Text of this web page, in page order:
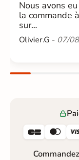
Nous avons
la commande
sur...
Olivier.G - 07/
 